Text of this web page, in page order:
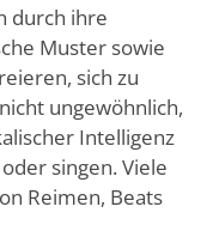
durch ihre
Muster sowie
sich zu
ungewöhnlich,
Intelligenz
singen. Viele
Reimen, Beats